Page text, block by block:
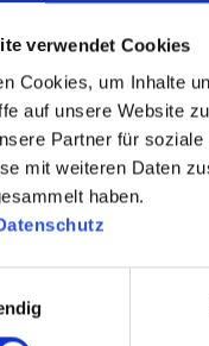
verwendet Cookies
Cookies, um Inhalte
auf unsere Website
Partner für
mit weiteren Daten
haben.